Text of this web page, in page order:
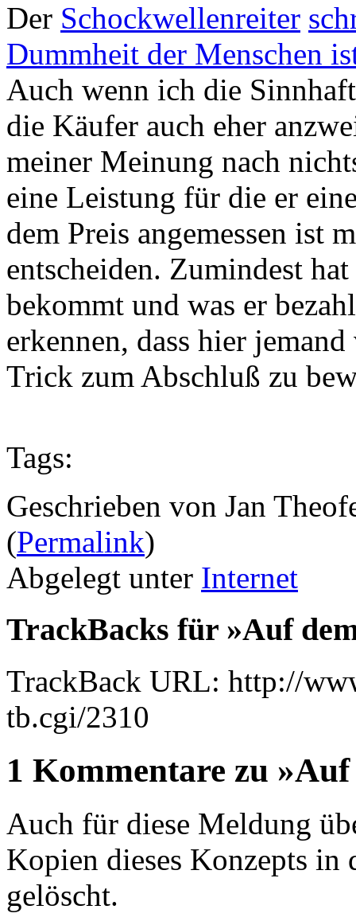
Der Schockwellenreiter
Dummheit der Menschen
Auch wenn ich die
die Käufer auch eher
meiner Meinung nach
eine Leistung für die er
dem Preis angemessen ist
entscheiden. Zumindest
bekommt und was er
erkennen, dass hier
Trick zum Abschluß zu
Tags:
Geschrieben von Jan
(Permalink)
Abgelegt unter Internet
TrackBacks für »Auf
TrackBack URL: http://
tb.cgi/2310
1 Kommentare zu
Auch für diese Meldung
Kopien dieses Konzepts in
gelöscht.